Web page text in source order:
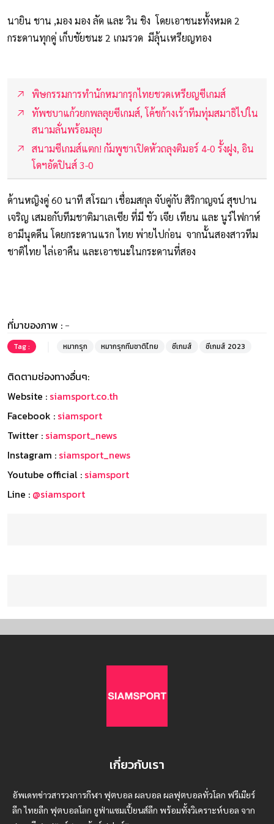
นายิน ชาน ,มอง มอง ลัด และ วิน ชิง โดยเอาชนะทั้งหมด 2
กระดานทุกคู่ เก็บชัยชนะ 2 เกมรวด มีลุ้นเหรียญทอง
พิษกรรมการทำนักหมากรุกไทยชวดเหรียญซีเกมส์
ทัพชบาแก้วยกพลลุยซีเกมส์, โค้ชก้างเร้าทีมทุ่มสมาธิไปใน
สนามลั่นพร้อมลุย
สนามซีเกมส์แตก! กัมพูชาเปิดหัวถลุงติมอร์ 4-0 รั้งฝูง, อิน
โดฯอัดปินส์ 3-0
ด้านหญิงคู่ 60 นาที สโรฌา เชื่อมสกุล จับคู่กับ สิริกาญจน์ สุขปาน
เจริญ เสมอกับทีมชาติมาเลเซีย ที่มี ชัว เจีย เทียน และ นูร์ไฟกาห์
อามีนุดดีน โดยกระดานแรก ไทย พ่ายไปก่อน จากนั้นสองสาวทีม
ชาติไทย ไล่เอาคืน และเอาชนะในกระดานที่สอง
ที่มาของภาพ : -
Tag : หมากรุก หมากรุกทีมชาติไทย ซีเกมส์ ซีเกมส์ 2023
ติดตามช่องทางอื่นๆ:
Website : siamsport.co.th
Facebook : siamsport
Twitter : siamsport_news
Instagram : siamsport_news
Youtube official : siamsport
Line : @siamsport
เกี่ยวกับเรา
อัพเดทข่าวสารวงการกีฬา ฟุตบอล ผลบอล ผลฟุตบอลทั่วโลก ฟรีเมียร์
ลีก ไทยลีก ฟุตบอลโลก ยูฟ่าแซมเปี้ยนส์ลีก พร้อมทั้งวิเคราะห์บอล จาก